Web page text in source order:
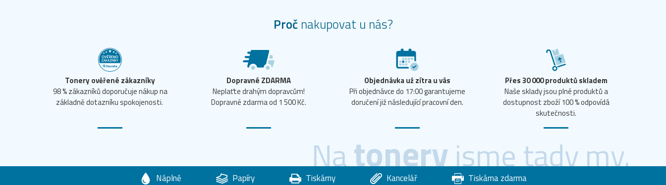
Proč nakupovat u nás?
Tonery ověřené zákazníky
98 % zákazníků doporučuje nákup na
základně dotazníku spokojenosti.
Dopravné ZDARMA
Neplaťte drahým dopravcům!
Dopravné zdarma od 1 500 Kč.
Objednávka už zítra u vás
Při objednávce do 17:00 garantujeme
doručení již následující pracovní den.
Přes 30 000 produktů skladem
Naše sklady jsou plné produktů a
dostupnost zboží 100 % odpovídá
skutečnosti.
Natoneryjsme tady my.
Náplně Papíry Tiskárny Kancelář Tiskárna zdarma